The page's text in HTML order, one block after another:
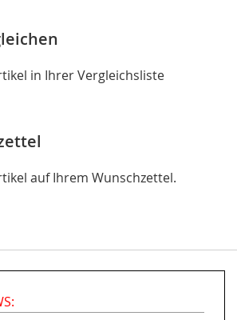
in Ihrer Vergleichsliste
auf Ihrem Wunschzettel.